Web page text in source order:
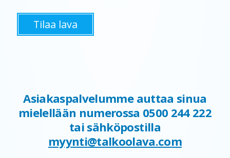
Tilaa lava
Asiakaspalvelumme auttaa sinua
mielellään numerossa 0500 244 222
tai sähköpostilla
myynti@talkoolava.com